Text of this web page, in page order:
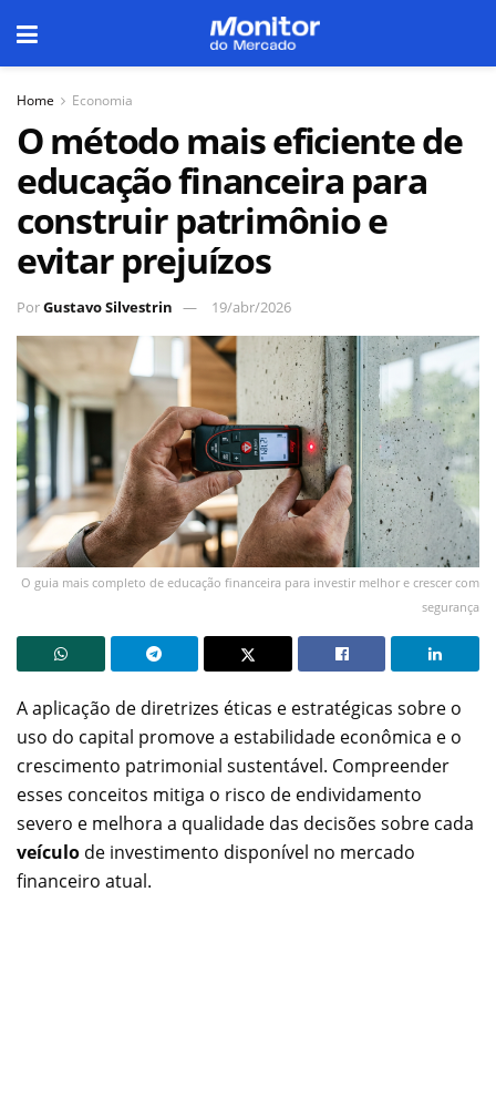
Home Economia
O método mais eficiente de
educação financeira para
construir patrimônio e
evitar prejuízos
PorGustavo Silvestrin 19/abr/2026
O guia mais completo de educação financeira para investir melhor e crescer com
segurança
A aplicação de diretrizes éticas e estratégicas sobre o
uso do capital promove a estabilidade econômica e o
crescimento patrimonial sustentável. Compreender
esses conceitos mitiga o risco de endividamento
severo e melhora a qualidade das decisões sobre cada
veículo de investimento disponível no mercado
financeiro atual.